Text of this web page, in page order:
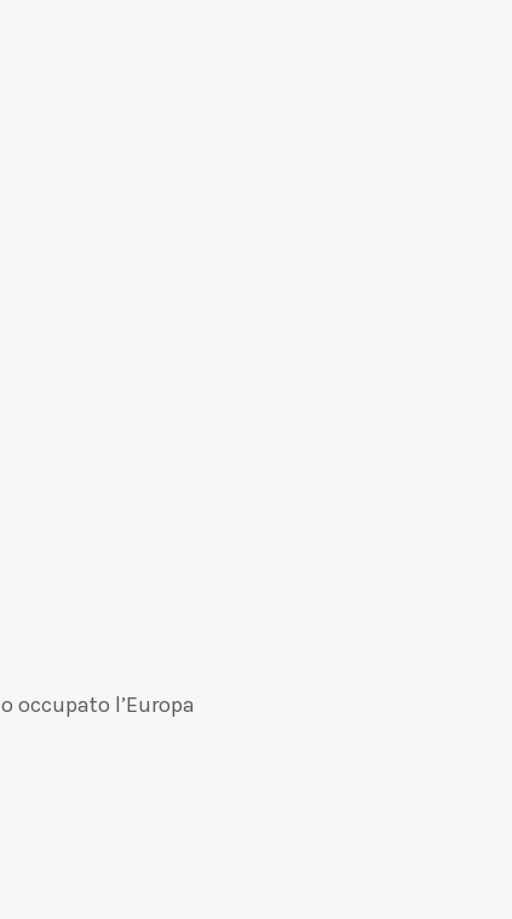
l’Europa